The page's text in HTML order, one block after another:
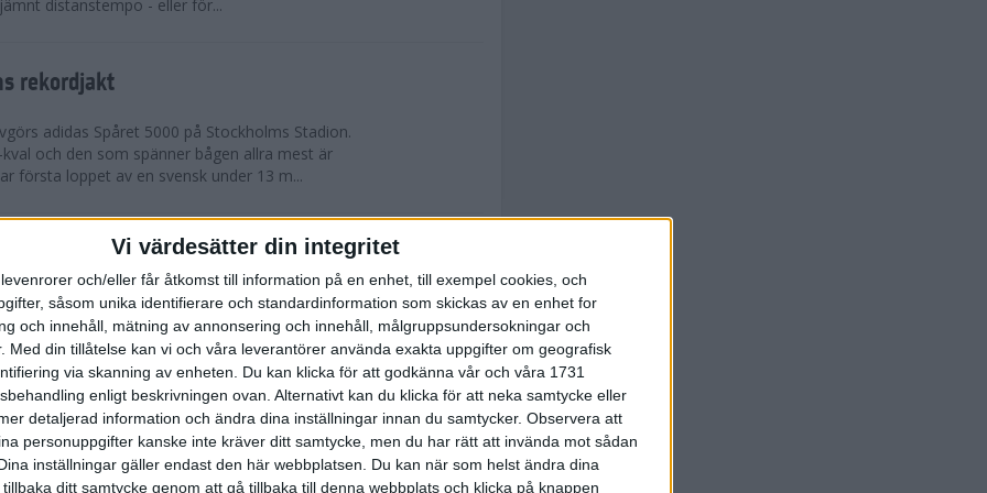
Vi värdesätter din integritet
och/eller får åtkomst till information på en enhet, till exempel cookies, och
såsom unika identifierare och standardinformation som skickas av en enhet for
och innehåll, mätning av annonsering och innehåll, målgruppsundersokningar och
Med din tillåtelse kan vi och våra leverantörer använda exakta uppgifter om geografisk
via skanning av enheten. Du kan klicka för att godkänna vår och våra 1731
enligt beskrivningen ovan. Alternativt kan du klicka för att neka samtycke eller
detaljerad information och ändra dina inställningar innan du samtycker. Observera att
personuppgifter kanske inte kräver ditt samtycke, men du har rätt att invända mot sådan
inställningar gäller endast den här webbplatsen. Du kan när som helst ändra dina
ditt samtycke genom att gå tillbaka till denna webbplats och klicka på knappen
distanstempo - eller för...
rekordjakt
adidas Spåret 5000 på Stockholms Stadion.
och den som spänner bågen allra mest är
första loppet av en svensk under 13 m...
veteran-VM i friidrott
VM i Friidrott i Göteborg och nu kan du vara
historiskt. Ta chansen att representera
den 13-25 augusti. Tävlingen är ...
med korta intervaller
intervaller när värmen äntligen är här – finns det